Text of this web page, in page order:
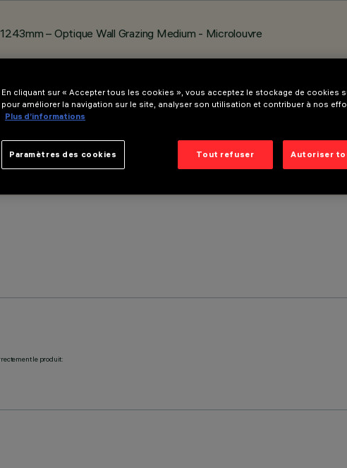
– Optique Wall Grazing Medium - Microlouvre
le produit:
En cliquant sur « Accepter tous les cookies », vous acceptez le stockage de cookies
pour améliorer la navigation sur le site, analyser son utilisation et contribuer à nos
Plus d’informations
Tout refuser Autoriser
Paramètres des cookies